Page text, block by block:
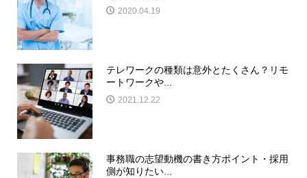
2020.04.19
テレワークの種類は意外とたくさん？リモ
ートワークや...
2021.12.22
事務職の志望動機の書き方ポイント・採用
側が知りたい...